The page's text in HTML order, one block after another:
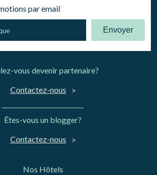
par email
Envoyer
vous devenir partenaire?
Contactez-nous
Êtes-vous un blogger?
Contactez-nous
Nos Hôtels